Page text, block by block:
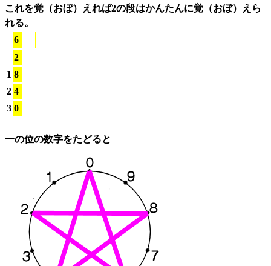
これを覚（おぼ）えれば2の段はかんたんに覚（おぼ）えら
れる。
6
2
1 8
2 4
3 0
一の位の数字をたどると